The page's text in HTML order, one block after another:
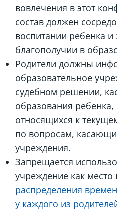
вовлечения в этот
состав должен
воспитании ребенка и
благополучии в
Родители должны
образовательное
судебном решении,
образования
относящихся к
по вопросам,
учреждения.
Запрещается
учреждение как место
распределения
у каждого из